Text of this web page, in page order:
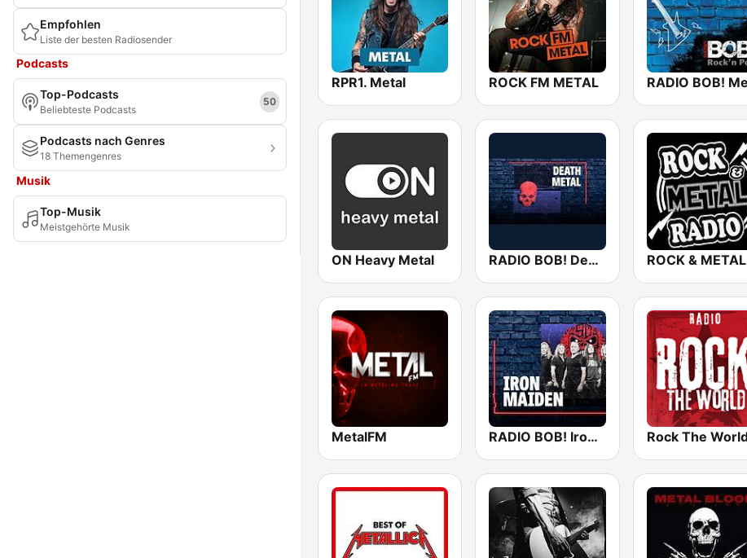
Empfohlen
Liste der besten Radiosender
Podcasts
Top-Podcasts
Beliebteste Podcasts
50
Podcasts nach Genres
18 Themengenres
Musik
Top-Musik
Meistgehörte Musik
RPR1. Metal ROCK FM METAL
ON Heavy Metal RADIO BOB! Death Metal ROCK & METAL
MetalFM RADIO BOB! Iron Maiden